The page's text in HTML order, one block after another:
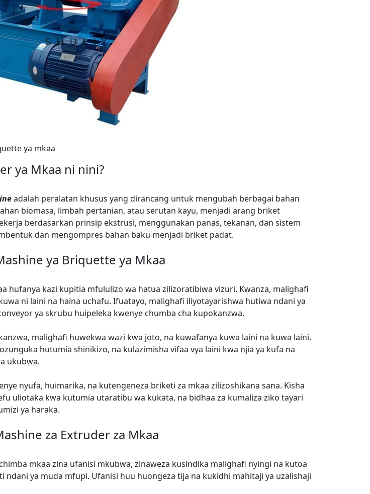
ya mkaa
ya Mkaa ni nini?
adalah peralatan khusus yang dirancang untuk mengubah berbagai bahan
biomasa, limbah pertanian, atau serutan kayu, menjadi arang briket
berdasarkan prinsip ekstrusi, menggunakan panas, tekanan, dan sistem
dan mengompres bahan baku menjadi briket padat.
ya Briquette ya Mkaa
hufanya kazi kupitia mfululizo wa hatua zilizoratibiwa vizuri. Kwanza, malighafi
ni laini na haina uchafu. Ifuatayo, malighafi iliyotayarishwa hutiwa ndani ya
ya skrubu huipeleka kwenye chumba cha kupokanzwa.
malighafi huwekwa wazi kwa joto, na kuwafanya kuwa laini na kuwa laini.
hutumia shinikizo, na kulazimisha vifaa vya laini kwa njia ya kufa na
ukubwa.
nyufa, huimarika, na kutengeneza briketi za mkaa zilizoshikana sana. Kisha
uliotaka kwa kutumia utaratibu wa kukata, na bidhaa za kumaliza ziko tayari
ya haraka.
za Extruder za Mkaa
mkaa zina ufanisi mkubwa, zinaweza kusindika malighafi nyingi na kutoa
ndani ya muda mfupi. Ufanisi huu huongeza tija na kukidhi mahitaji ya uzalishaji